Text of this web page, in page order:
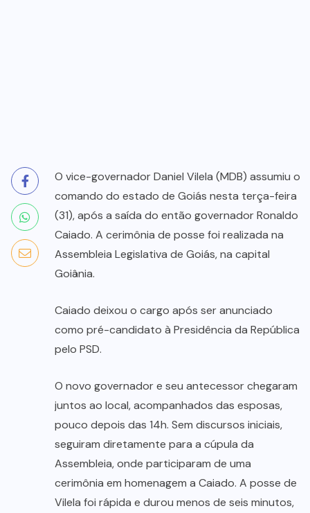
O vice-governador Daniel Vilela (MDB) assumiu o
comando do estado de Goiás nesta terça-feira
(31), após a saída do então governador Ronaldo
Caiado. A cerimônia de posse foi realizada na
Assembleia Legislativa de Goiás, na capital
Goiânia.
Caiado deixou o cargo após ser anunciado
como pré-candidato à Presidência da República
pelo PSD.
O novo governador e seu antecessor chegaram
juntos ao local, acompanhados das esposas,
pouco depois das 14h. Sem discursos iniciais,
seguiram diretamente para a cúpula da
Assembleia, onde participaram de uma
cerimônia em homenagem a Caiado. A posse de
Vilela foi rápida e durou menos de seis minutos,